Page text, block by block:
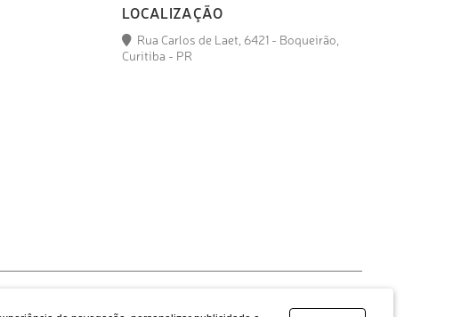
LOCALIZAÇÃO
Rua Carlos de Laet, 6421 - Boqueirão,
Curitiba - PR